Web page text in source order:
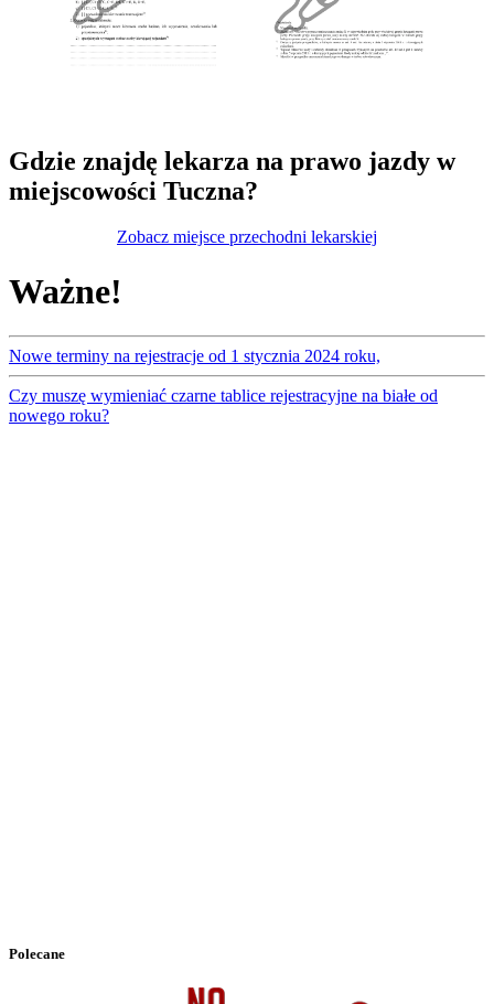
Gdzie znajdę lekarza na prawo jazdy w
miejscowości Tuczna?
Zobacz miejsce przechodni lekarskiej
Ważne!
Nowe terminy na rejestracje od 1 stycznia 2024 roku,
Czy muszę wymieniać czarne tablice rejestracyjne na białe od
nowego roku?
Polecane